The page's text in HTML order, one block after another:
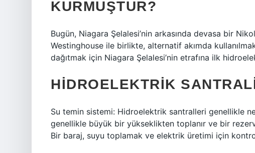
KURMUŞTUR?
Bugün, Niagara Şelalesi’nin arkasında devasa bir
Westinghouse ile birlikte, alternatif akımda
dağıtmak için Niagara Şelalesi’nin etrafına ilk
HIDROELEKTRIK
Su temin sistemi: Hidroelektrik santralleri genellikle
genellikle büyük bir yükseklikten toplanır ve bir
Bir baraj, suyu toplamak ve elektrik üretimi için